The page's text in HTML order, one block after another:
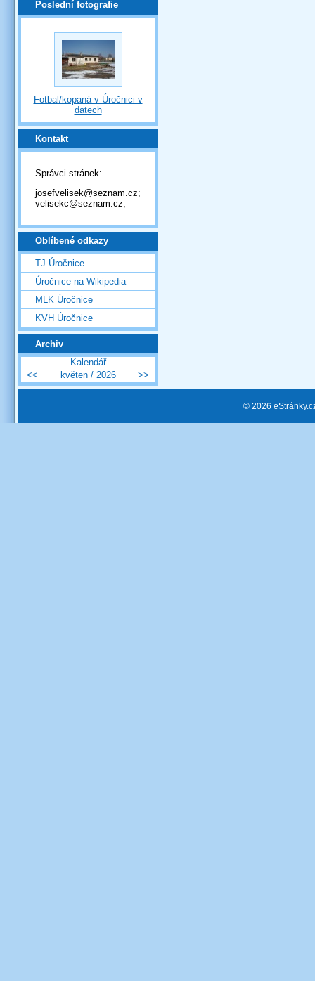
Poslední fotografie
Fotbal/kopaná v Úročnici v
datech
Kontakt
Správci stránek:
josefvelisek@seznam.cz;
velisekc@seznam.cz;
Oblíbené odkazy
TJ Úročnice
Úročnice na Wikipedia
MLK Úročnice
KVH Úročnice
Archiv
Kalendář
<<
květen / 2026 >>
© 2026